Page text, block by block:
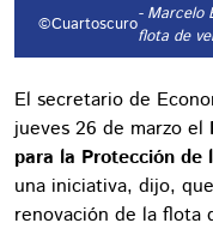
©Cuartoscuro- Marcelo
flota de
El secretario de
jueves 26 de marzo el
para la Protección de
una iniciativa, dijo,
renovación de la flota